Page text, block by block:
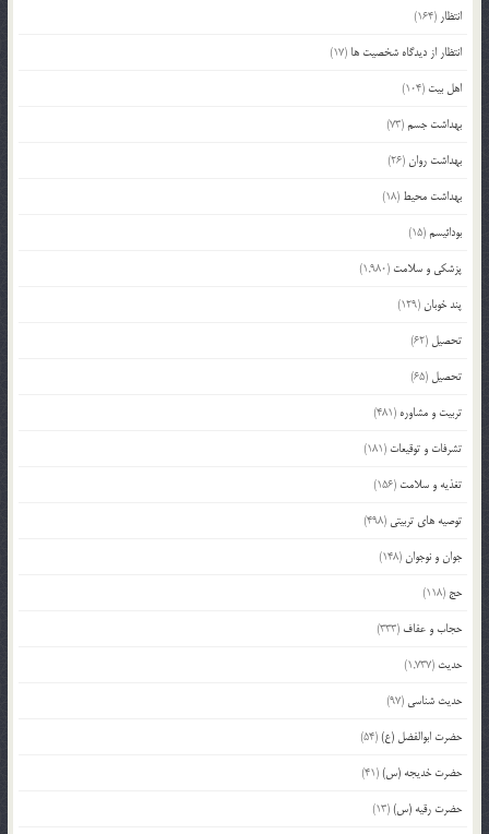
انتظار (164)
انتظار از دیدگاه شخصیت ها (17)
اهل بیت (104)
بهداشت جسم(73)
بهداشت روان(26)
بهداشت محیط (18)
بودائیسم(15)
پزشکی و سلامت (1,980)
پند خوبان(129)
تحصیل (62)
تحصیل (65)
تربیت و مشاوره (481)
تشرفات و توقیعات (181)
تغذیه و سلامت (156)
توصیه های تربیتی (498)
جوان و نوجوان(148)
حج (118)
حجاب و عفاف (333)
حدیث (1,737)
حدیث شناسی (97)
حضرت ابوالفضل (ع)(54)
حضرت خدیجه (س)(41)
حضرت رقیه (س)(13)